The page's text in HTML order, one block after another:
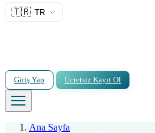
🇹🇷 TR
Giriş Yap Ücretsiz Kayıt Ol
Ana Sayfa